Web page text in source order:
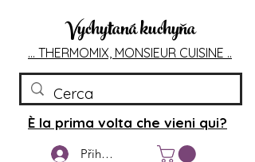
Vychytaná kuchyňa
... THERMOMIX, MONSIEUR CUISINE ..
Přihlášení
È la prima volta che vieni qui?